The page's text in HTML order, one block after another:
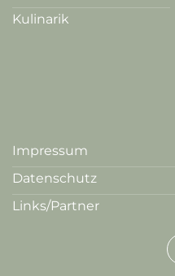
Kulinarik
Impressum
Datenschutz
Links/Partner